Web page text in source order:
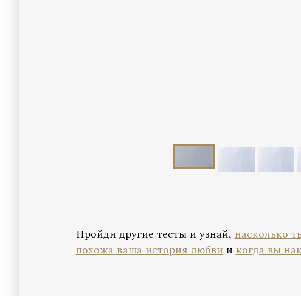
Пройди другие тесты и узнай,насколько
похожа ваша история любвиикогда вы